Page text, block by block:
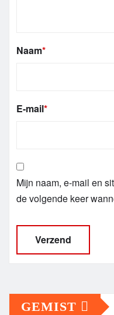
Naam*
E-mail*
Mijn naam, e-mail en
de volgende keer
GEMIST